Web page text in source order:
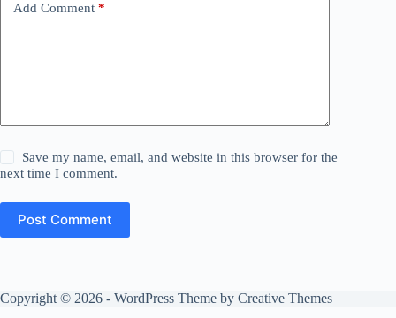
Add Comment *
Save my name, email, and website in this browser for the
next time I comment.
Post Comment
Copyright © 2026 - WordPress Theme by Creative Themes